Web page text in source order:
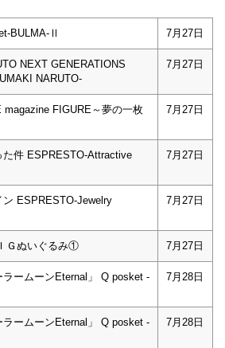
BULMA-Ⅱ 7月27日
NEXT GENERATIONS
NARUTO-
7月27日
FIGURE～夢の一枚
7月27日
件 ESPRESTO-Attractive
7月27日
ン ESPRESTO-Jewelry
7月27日
Ｇぬいぐるみ① 7月27日
ームーンEternal」 Q posket -
7月28日
ームーンEternal」 Q posket -
7月28日